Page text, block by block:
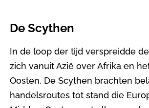
De Scythen
In de loop der tijd verspreidde
zich vanuit Azië over Afrika en
Oosten. De Scythen brachten
handelsroutes tot stand die